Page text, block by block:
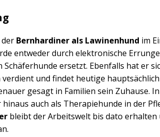
Bernhardiner als Lawinenhund im
entweder durch elektronische
Schäferhunde ersetzt. Ebenfalls hat er
und findet heutige
gesagt in Familien sein Zuhause.
auch als Therapiehunde in der
bleibt der Arbeitswelt bis dato erhalten